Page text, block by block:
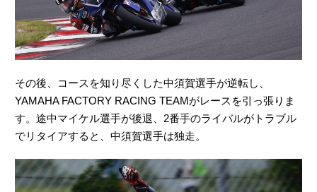
その後、コースを知り尽くした中須賀選手が逆転し、
YAMAHA FACTORY RACING TEAMがレースを引っ張りま
す。途中マイケル選手が後退、2番手のライバルがトラブル
でリタイアすると、中須賀選手は独走。